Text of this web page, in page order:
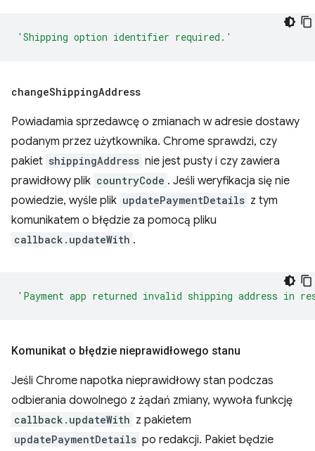
'Shipping option identifier required.'
changeShippingAddress
Powiadamia sprzedawcę o zmianach w adresie dostawy
podanym przez użytkownika. Chrome sprawdzi, czy
pakiet shippingAddress nie jest pusty i czy zawiera
prawidłowy plik countryCode . Jeśli weryfikacja się nie
powiedzie, wyśle plik updatePaymentDetails z tym
komunikatem o błędzie za pomocą pliku
callback.updateWith .
'Payment app returned invalid shipping address in
Komunikat o błędzie nieprawidłowego stanu
Jeśli Chrome napotka nieprawidłowy stan podczas
odbierania dowolnego z żądań zmiany, wywoła funkcję
callback.updateWith z pakietem
updatePaymentDetails po redakcji. Pakiet będzie